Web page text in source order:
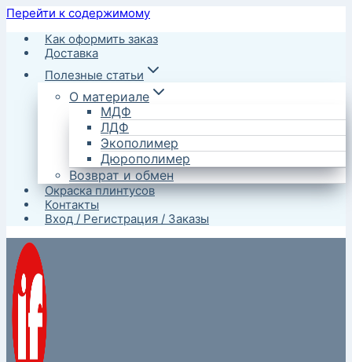
Перейти к содержимому
Как оформить заказ
Доставка
Полезные статьи
О материале
МДФ
ЛДФ
Экополимер
Дюрополимер
Возврат и обмен
Окраска плинтусов
Контакты
Вход / Регистрация / Заказы